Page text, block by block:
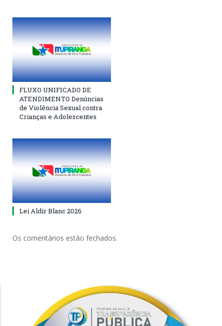
FLUXO UNIFICADO DE
ATENDIMENTO Denúncias
de Violência Sexual contra
Crianças e Adolescentes
Lei Aldir Blanc 2026
Os comentários estão fechados.